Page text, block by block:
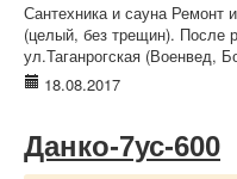
Сантехника и сауна Ремонт
(целый, без трещин). После
ул.Таганрогская (Военвед,
18.08.2017
Данко-7ус-600